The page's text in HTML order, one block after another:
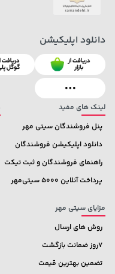
1,509,000 تومان
1,959,000
لینک های مفید
پنل فروشندگان سیتی مهر
دانلود اپلیکیشن فروشندگان
راهنمای فروشندگان و ثبت تیکت
پرداخت آنلاین 5000 سیتی‌مهر
مزایای سیتی مهر
روش های ارسال
7روز ضمانت بازگشت
تضمین بهترین قیمت
دانلود اپلیکیشن